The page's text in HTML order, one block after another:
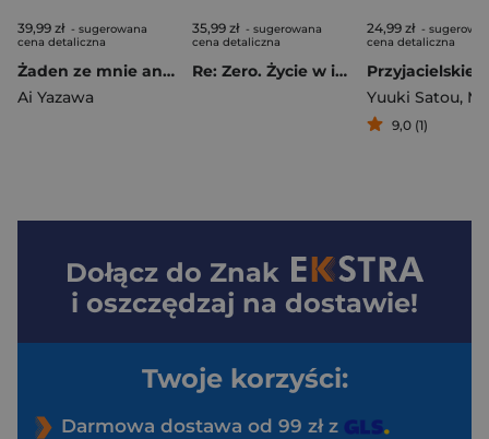
39,99 zł - sugerowana
cena detaliczna
Żaden ze mnie anioł. Tom 1
Ai Yazawa
35,99 zł - sugerowana
cena detaliczna
Re: Zero. Życie w innym świecie od zera. Light Novel. Tom 39
24,99 zł -
cena detaliczna
Yuuki Satou, Mikoto
9,0 (1)
Dołącz do Znak
i oszczędzaj na dostawie!
Twoje korzyści:
Darmowa dostawa od 99 zł z